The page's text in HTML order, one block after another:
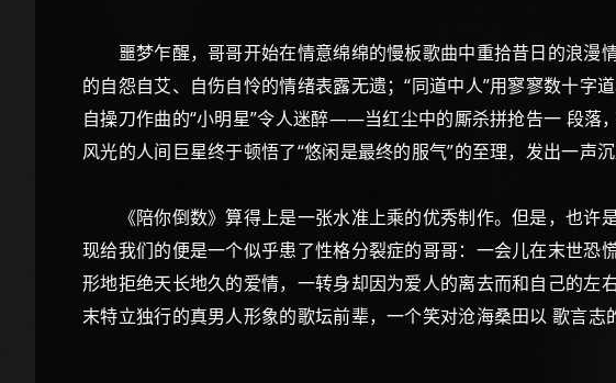
噩梦乍醒，哥哥开始在情意绵绵的慢板歌曲中重拾昔日的浪漫
的自怨自艾、自伤自怜的情绪表露无遗；“同道中人”用寥寥数十
自操刀作曲的“小明星”令人迷醉——当红尘中的厮杀拼抢告一 段落
风光的人间巨星终于顿悟了“悠闲是最终的服气”的至理，发出一
《陪你倒数》算得上是一张水准上乘的优秀制作。但是，也许
现给我们的便是一个似乎患了性格分裂症的哥哥：一会儿在末世恐
形地拒绝天长地久的爱情，一转身却因为爱人的离去而和自己的
末特立独行的真男人形象的歌坛前辈，一个笑对沧海桑田以 歌言志